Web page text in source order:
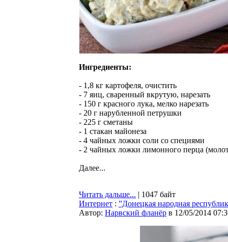
Ингредиенты:
- 1,8 кг картофеля, очистить
- 7 яиц, сваренный вкрутую, нарезать
- 150 г красного лука, мелко нарезать
- 20 г нарубленной петрушки
- 225 г сметаны
- 1 стакан майонеза
- 4 чайных ложки соли со специями
- 2 чайных ложки лимонного перца
Далее...
Читать дальше... | 1047 байт
Интернет : ”Донецкая народная
Автор: Нарвский фланёр в 12/05/2014